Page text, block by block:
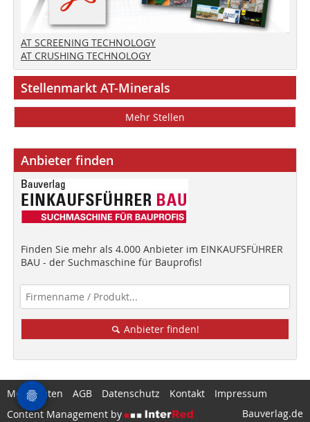
AT SCREENING TECHNOLOGY
AT CRUSHING TECHNOLOGY
Stellenmarkt AT-Minerals
Mehr Stellen
Anbieter finden
Finden Sie mehr als 4.000 Anbieter im EINKAUFSFÜHRER
BAU - der Suchmaschine für Bauprofis!
Anbieter finden!
Mediadaten AGB Datenschutz Kontakt
Impressum
Content Management by
Bauverlag.de